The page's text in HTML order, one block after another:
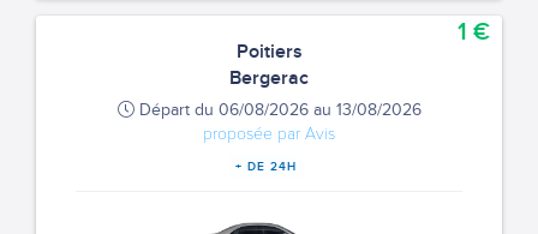
Poitiers
Bergerac
Départ du 06/08/2026 au 13/08/2026
proposée par Avis
+ DE 24H
1 €